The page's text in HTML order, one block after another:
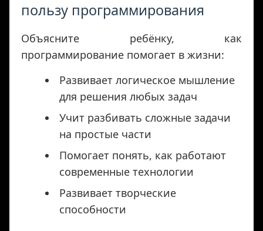
пользу программирования
Объясните ребёнку, как
программирование помогает в жизни:
Развивает логическое мышление
для решения любых задач
Учит разбивать сложные задачи
на простые части
Помогает понять, как работают
современные технологии
Развивает творческие
способности